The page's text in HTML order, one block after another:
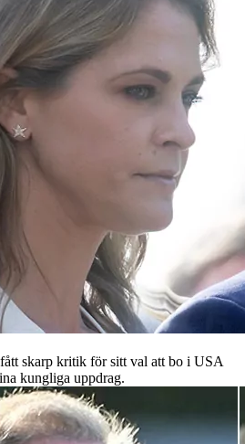
skarp kritik för sitt val att bo i USA
kungliga uppdrag.